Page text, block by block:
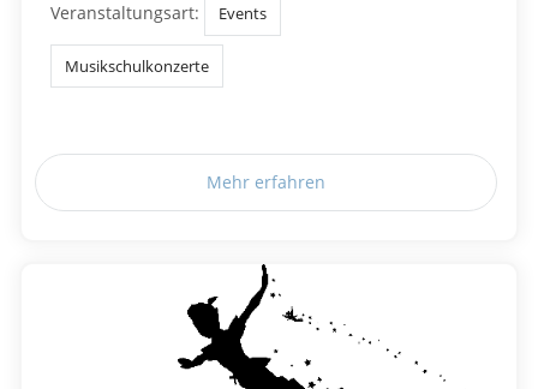
Veranstaltungsart: Events
Musikschulkonzerte
Mehr erfahren